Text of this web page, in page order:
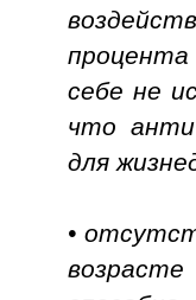
себе не
что
для
•